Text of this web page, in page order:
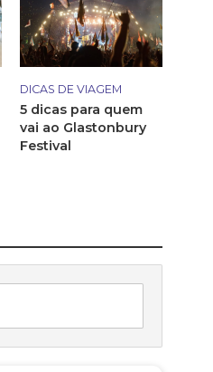
DICAS DE VIAGEM
5 dicas para quem
vai ao Glastonbury
Festival